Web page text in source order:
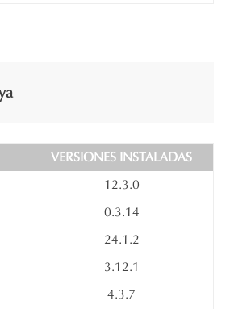
VERSIONES INSTALADAS
12.3.0
0.3.14
24.1.2
3.12.1
4.3.7